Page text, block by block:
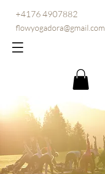
flowyogadora@gmail.com
+4176 4907882